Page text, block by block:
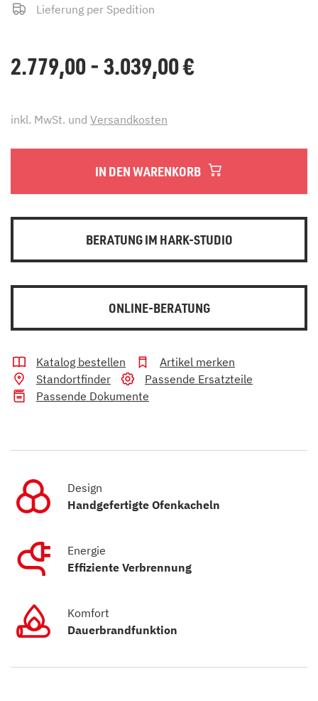
Lieferung per Spedition
2.779,00 - 3.039,00€
inkl. MwSt. und Versandkosten
IN DEN WARENKORB
BERATUNG IM HARK-STUDIO
ONLINE-BERATUNG
Katalog bestellen
Artikel merken
Standortfinder
Passende Ersatzteile
Passende Dokumente
Design
Handgefertigte Ofenkacheln
Energie
Effiziente Verbrennung
Komfort
Dauerbrandfunktion